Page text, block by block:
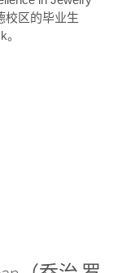
校区的毕业生